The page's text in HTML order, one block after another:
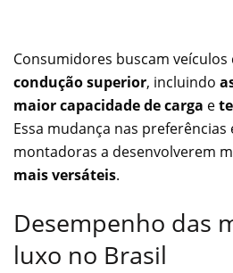
Consumidores buscam veículos
condução superior, incluindo
maior capacidade de carga e
Essa mudança nas
montadoras a desenvolverem
mais versáteis.
Desempenho das
luxo no Brasil